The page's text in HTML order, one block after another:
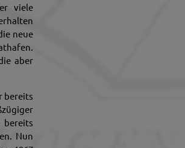
viele
neue
aber
bereits
bereits
Nun